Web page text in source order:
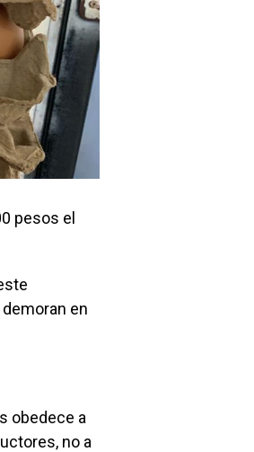
pesos el
en
obedece a
no a